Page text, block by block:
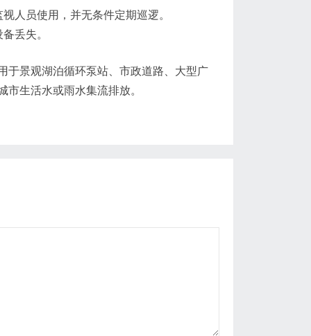
人员使用，并无条件定期巡逻。
丢失。
于景观湖泊循环泵站、市政道路、大型广
生活水或雨水集流排放。